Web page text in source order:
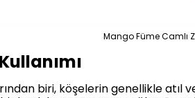
Mango Füme Camlı
biri, köşelerin genellikle atıl